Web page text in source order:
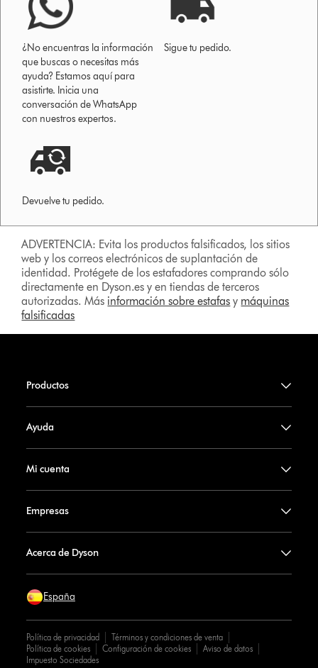
¿No encuentras la información
que buscas o necesitas más
ayuda? Estamos aquí para
asistirte. Inicia una
conversación de WhatsApp
con nuestros expertos.
Sigue tu pedido.
Devuelve tu pedido.
ADVERTENCIA: Evita los productos falsificados, los sitios
web y los correos electrónicos de suplantación de
identidad. Protégete de los estafadores comprando sólo
directamente en Dyson.es y en tiendas de terceros
autorizadas. Más información sobre estafas y máquinas
falsificadas
Productos
Ayuda
Mi cuenta
Empresas
Acerca de Dyson
España
Política de privacidad
Términos y condiciones de venta
Política de cookies
Configuración de cookies
Aviso de datos
Impuesto Sociedades